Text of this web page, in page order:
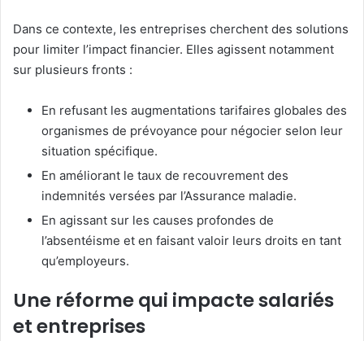
Dans ce contexte, les entreprises cherchent des solutions
pour limiter l’impact financier. Elles agissent notamment
sur plusieurs fronts :
En refusant les augmentations tarifaires globales des
organismes de prévoyance pour négocier selon leur
situation spécifique.
En améliorant le taux de recouvrement des
indemnités versées par l’Assurance maladie.
En agissant sur les causes profondes de
l’absentéisme et en faisant valoir leurs droits en tant
qu’employeurs.
Une réforme qui impacte salariés
et entreprises